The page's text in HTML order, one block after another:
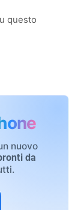
questo
nuovo
da